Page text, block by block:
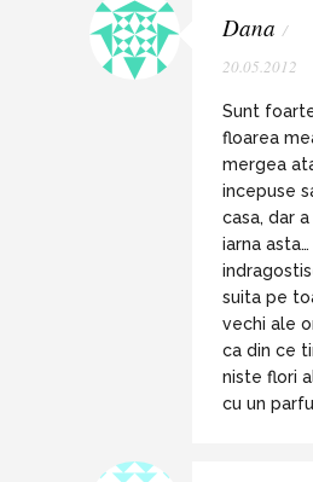
Dana /
20.05.2012
Sunt
floarea
mergea
incepuse
casa, dar
iarna
suita pe
vechi ale
ca din ce
niste flori
cu un